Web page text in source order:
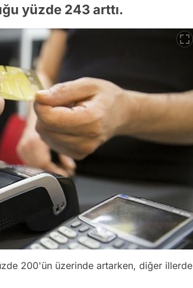
yüzde 243 arttı.
200'ün üzerinde artarken, diğer illerde